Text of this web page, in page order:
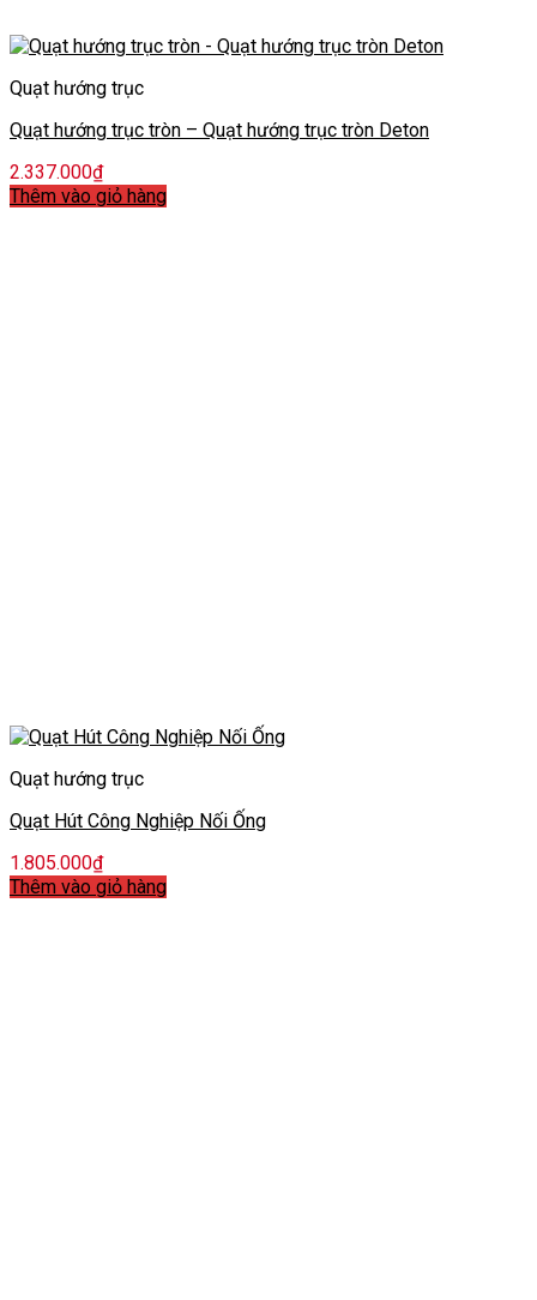
Quạt hướng trục
Quạt hướng trục tròn – Quạt hướng trục tròn Deton
2.337.000₫
Thêm vào giỏ hàng
Quạt hướng trục
Quạt Hút Công Nghiệp Nối Ống
1.805.000₫
Thêm vào giỏ hàng